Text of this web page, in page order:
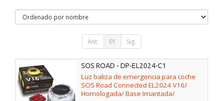
Ant. 01 Sig.
SOS ROAD - DP-EL2024-C1
Luz baliza de emergencia para coche
SOS Road Connected EL2024 V16/
Homologada/ Base Imantada/